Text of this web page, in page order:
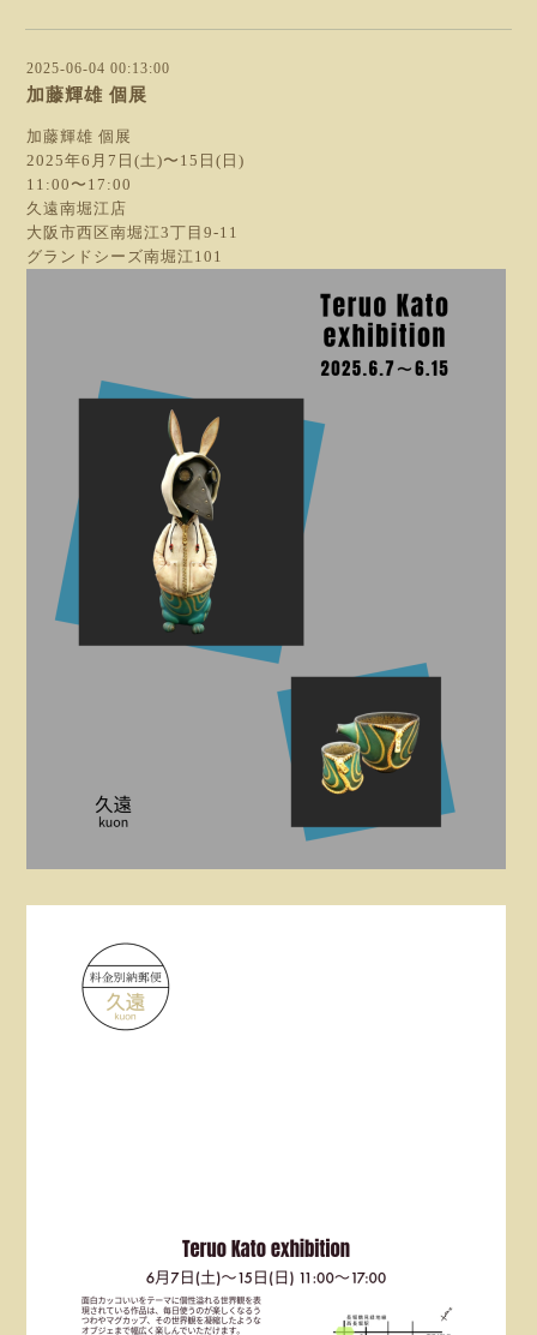
2025-06-04 00:13:00
加藤輝雄 個展
加藤輝雄 個展
2025年6月7日(土)〜15日(日)
11:00〜17:00
久遠南堀江店
大阪市西区南堀江3丁目9-11
グランドシーズ南堀江101